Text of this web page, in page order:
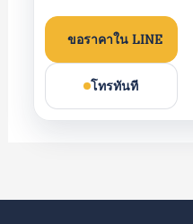
ขอราคาใน LINE
โทรทันที